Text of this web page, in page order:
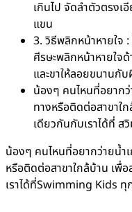
เกินไป จัดลำตัวตรงเ
แขน
3. วิธีพลิกหน้าหายใจ
ศีรษะพลิกหน้าหายใจ
และขาให้ลอยขนานกั
น้องๆ คนไหนที่อยาก
ทางหรือติดต่อสาขาใ
เดียวกันกับเราได้ที่ ส
น้องๆ คนไหนที่อยากว่ายน้
หรือติดต่อสาขาใกล้บ้าน เพื่
เราได้ที่Swimming Kids ทุ